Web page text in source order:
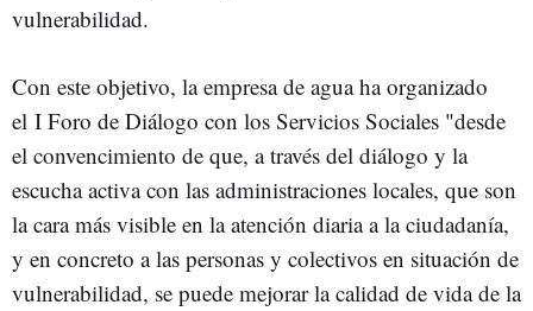
vulnerabilidad.
Con este objetivo, la empresa de agua ha organizado
el I Foro de Diálogo con los Servicios Sociales "desde
el convencimiento de que, a través del diálogo y la
escucha activa con las administraciones locales, que son
la cara más visible en la atención diaria a la ciudadanía,
y en concreto a las personas y colectivos en situación de
vulnerabilidad, se puede mejorar la calidad de vida de la